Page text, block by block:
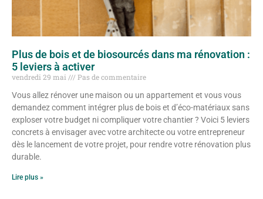
Plus de bois et de biosourcés dans ma rénovation :
5 leviers à activer
vendredi 29 mai
Pas de commentaire
Vous allez rénover une maison ou un appartement et vous vous
demandez comment intégrer plus de bois et d’éco-matériaux sans
exploser votre budget ni compliquer votre chantier ? Voici 5 leviers
concrets à envisager avec votre architecte ou votre entrepreneur
dès le lancement de votre projet, pour rendre votre rénovation plus
durable.
Lire plus »